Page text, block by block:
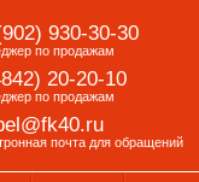
930-30-30
по продажам
20-20-10
по продажам
почта для обращений